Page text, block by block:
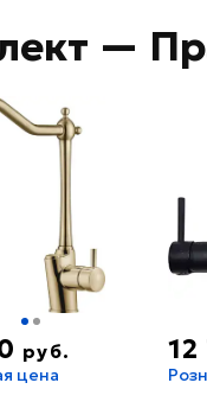
—
руб.
цена
12